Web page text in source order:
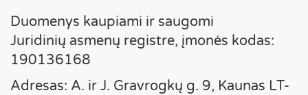
Duomenys kaupiami ir saugomi
Juridinių asmenų registre, įmonės kodas:
190136168
Adresas: A. ir J. Gravrogkų g. 9, Kaunas LT-